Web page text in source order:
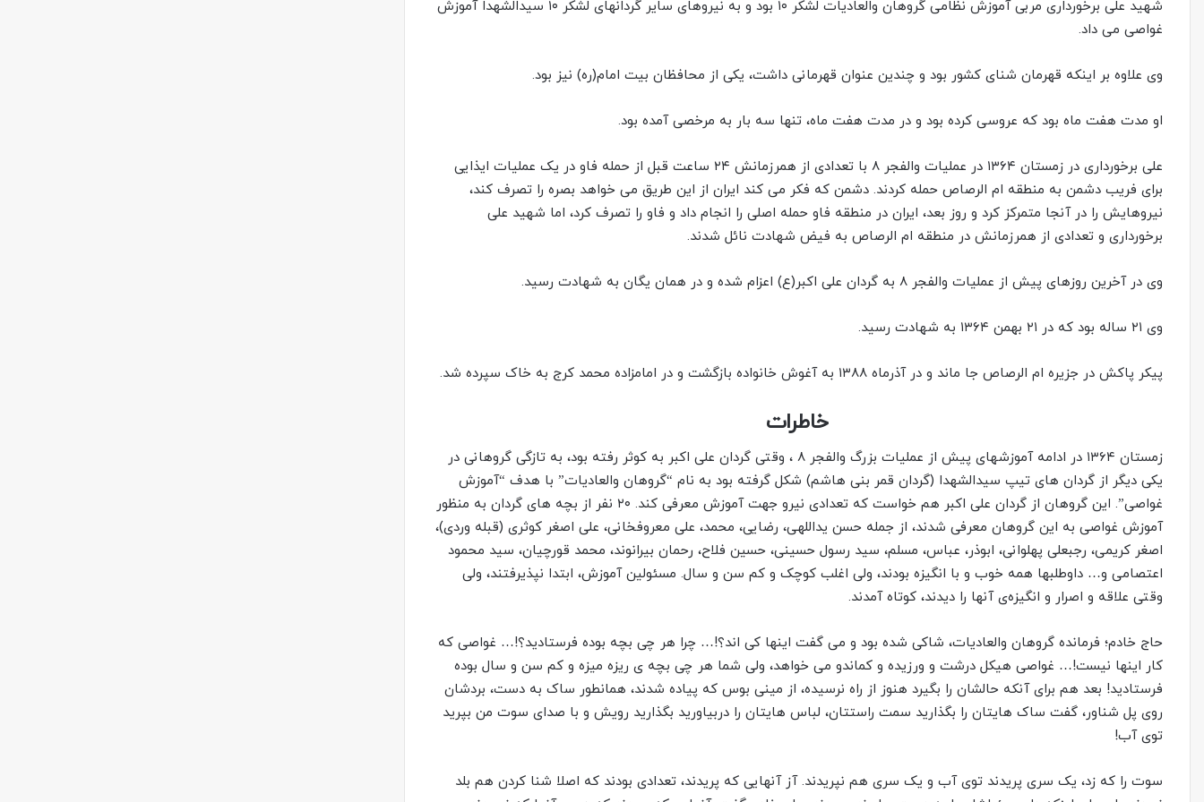
شهید علی برخورداری مربی آموزش نظامی گروهان والعادیات لشکر ۱۰ بود و به نیروهای سایر گردانهای لشکر ۱۰ سیدالشهدا آموزش
غواصی می داد.
وی علاوه بر اینکه قهرمان شنای کشور بود و چندین عنوان قهرمانی داشت، یکی از محافظان بیت امام(ره) نیز بود.
او مدت هفت ماه بود که‌ عروسی کرده بود و در مدت هفت ماه، تنها سه بار به مرخصی آمده بود.
علی برخورداری در زمستان ۱۳۶۴ در عملیات والفجر ۸ با تعدادی از همرزمانش ۲۴ ساعت قبل از حمله فاو در یک عملیات ایذایی
برای فریب دشمن به منطقه ام الرصاص حمله کردند. دشمن که فکر می کند ایران از این طریق می خواهد بصره را تصرف کند،
نیروهایش را در آنجا متمرکز کرد و روز بعد، ایران در منطقه فاو حمله‌ اصلی را انجام داد و فاو را تصرف کرد، اما شهید علی
برخورداری و تعدادی‌ از همرزمانش در منطقه ام الرصاص به فیض شهادت‌ نائل شدند.
وی در آخرین روزهای پیش از عملیات والفجر ۸ به گردان علی اکبر(ع) اعزام شده و در همان یگان به شهادت رسید.
وی ۲۱ ساله بود که در ۲۱ بهمن ۱۳۶۴ به شهادت رسید.
پیکر پاکش در جزیره ام الرصاص جا ماند و در آذرماه ۱۳۸۸ به آغوش خانواده بازگشت و در امامزاده محمد کرج به خاک سپرده شد.
خاطرات
زمستان ۱۳۶۴ در ادامه آموزشهای پیش از عملیات بزرگ والفجر ۸ ، وقتی گردان علی اکبر به کوثر رفته بود، به تازگی گروهانی در
یکی دیگر از گردان های تیپ سیدالشهدا (گردان قمر بنی هاشم) شکل گرفته بود به نام “گروهان والعادیات” با هدف “آموزش
غواصی”. این گروهان از گردان علی اکبر هم خواست که تعدادی نیرو جهت آموزش معرفی کند. ۲۰ نفر از بچه های گردان به منظور
آموزش غواصی به این گروهان معرفی شدند، از جمله حسن یداللهی، رضایی، محمد، علی معروفخانی، علی اصغر کوثری (قبله وردی)،
اصغر کریمی، رجبعلی پهلوانی، ابوذر، عباس، مسلم، سید رسول حسینی، حسین فلاح، رحمان بیرانوند، محمد قورچیان، سید محمود
اعتصامی و… داوطلبها همه خوب و با انگیزه بودند، ولی اغلب کوچک و کم سن و سال. مسئولین آموزش، ابتدا نپذیرفتند، ولی
وقتی علاقه و اصرار و انگیزه‌ی آنها را دیدند، کوتاه آمدند.
حاج خادم؛ فرمانده گروهان والعادیات، شاکی شده بود و می گفت اینها کی اند؟!… چرا هر چی بچه بوده فرستادید؟!… غواصی که
کار اینها نیست!… غواصی هیکل درشت و ورزیده و کماندو می خواهد، ولی شما هر چی بچه ی ریزه میزه و کم سن و سال بوده
فرستادید! بعد هم برای آنکه حالشان را بگیرد هنوز از راه نرسیده، از مینی بوس که پیاده شدند، همانطور ساک به دست، بردشان
روی پل شناور، گفت ساک هایتان را بگذارید سمت راستتان، لباس هایتان را دربیاورید بگذارید رویش و با صدای سوت من بپرید
توی آب!
سوت را که زد، یک سری پریدند توی آب و یک سری هم نپریدند. آز آنهایی که پریدند، تعدادی بودند که اصلا شنا کردن هم بلد